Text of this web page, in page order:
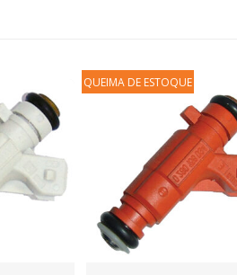
QUEIMA DE ESTOQUE